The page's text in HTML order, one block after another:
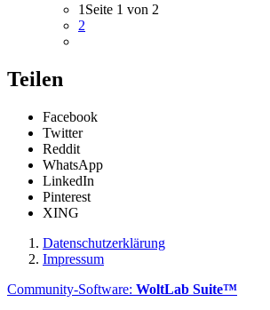
1 Seite 1 von 2
2
Teilen
Facebook
Twitter
Reddit
WhatsApp
LinkedIn
Pinterest
XING
Datenschutzerklärung
Impressum
Community-Software: WoltLab Suite™